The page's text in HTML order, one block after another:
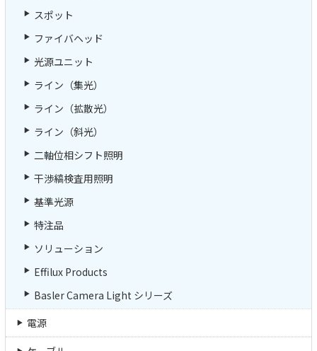
スポット
ファイバヘッド
光源ユニット
ライン（集光）
ライン（拡散光）
ライン（斜光）
二軸位相シフト照明
干渉縞検査用照明
基準光源
特注品
ソリューション
Effilux Products
Basler Camera Light シリーズ
電源